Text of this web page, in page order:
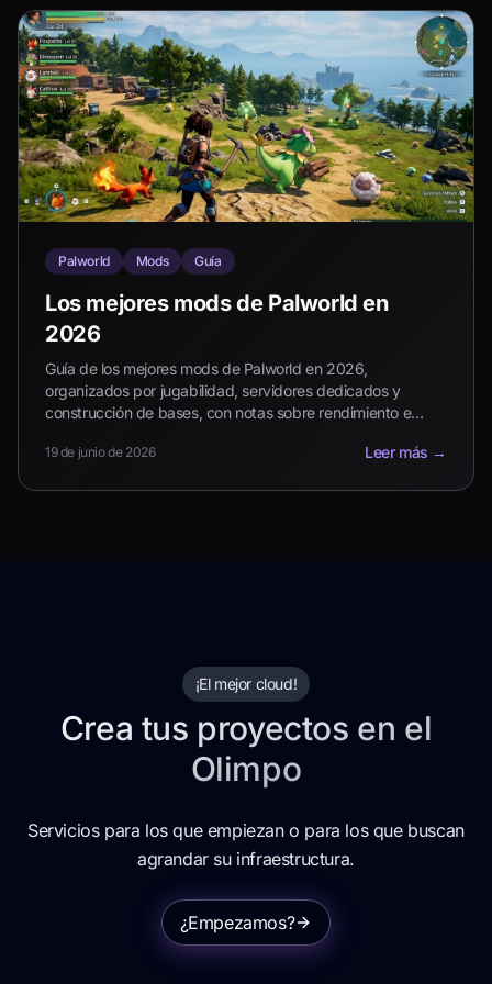
Palworld Mods Guía
Los mejores mods de Palworld en
2026
Guía de los mejores mods de Palworld en 2026,
organizados por jugabilidad, servidores dedicados y
construcción de bases, con notas sobre rendimiento e
19 de junio de 2026 Leer más →
¡El mejor cloud!
Crea tus proyectos en el
Olimpo
Servicios para los que empiezan o para los que buscan
agrandar su infraestructura.
¿Empezamos?